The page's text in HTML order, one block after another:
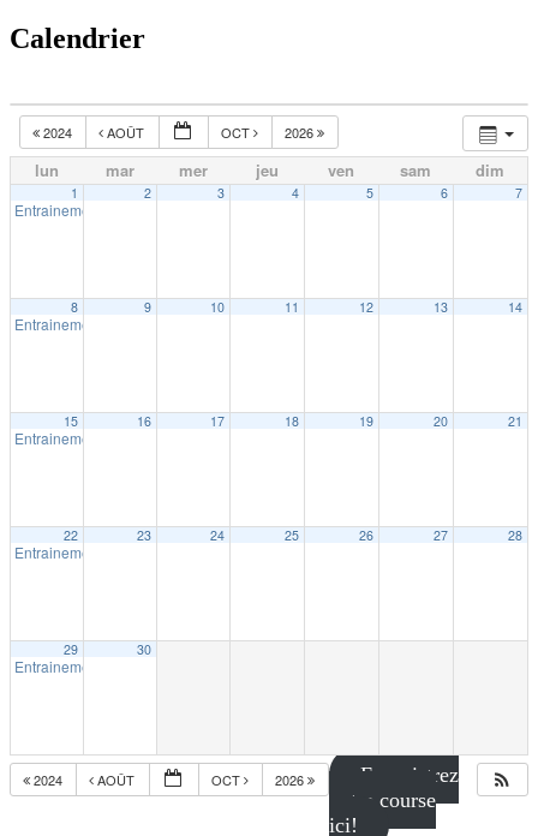
Calendrier
2024 AOÛT OCT 2026
lun mar mer jeu ven sam dim
1
Entrainement extérieur à Trois-Rivières
2 3 4 5 6 7
8
Entrainement extérieur à Trois-Rivières
9 10 11 12 13 14
15
Entrainement extérieur à Trois-Rivières
16 17 18 19 20 21
22
Entrainement extérieur à Trois-Rivières
23 24 25 26 27 28
29
Entrainement extérieur à Trois-Rivières
30
2024 AOÛT OCT 2026
Enregistrez
votre course
ici!